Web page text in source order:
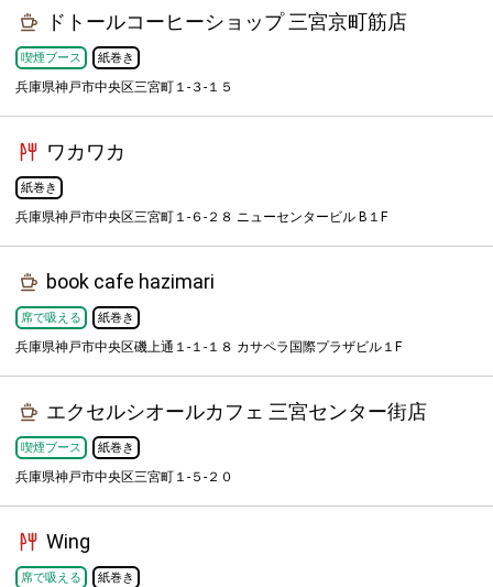
ドトールコーヒーショップ 三宮京町筋店
喫煙ブース 紙巻き
兵庫県神戸市中央区三宮町１-３-１５
ワカワカ
紙巻き
兵庫県神戸市中央区三宮町１-６-２８ ニューセンタービル B１F
book cafe hazimari
席で吸える 紙巻き
兵庫県神戸市中央区磯上通１-１-１８ カサペラ国際プラザビル１F
エクセルシオールカフェ 三宮センター街店
喫煙ブース 紙巻き
兵庫県神戸市中央区三宮町１-５-２０
Wing
席で吸える 紙巻き